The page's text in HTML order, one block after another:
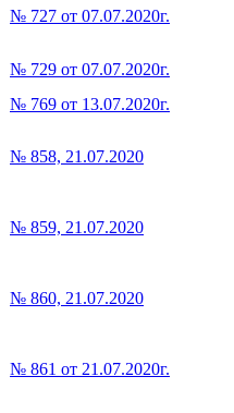
№ 727 от 07.07.2020г.
№ 729 от 07.07.2020г.
№ 769 от 13.07.2020г.
№ 858, 21.07.2020
№ 859, 21.07.2020
№ 860, 21.07.2020
№ 861 от 21.07.2020г.